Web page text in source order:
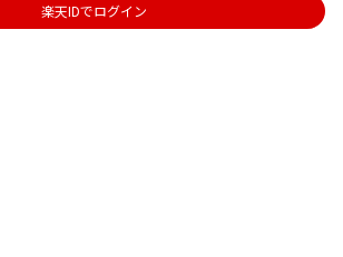
楽天IDでログイン